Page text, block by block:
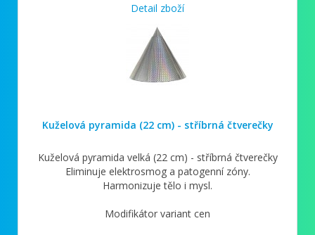
Detail zboží
Kuželová pyramida (22 cm) - stříbrná čtverečky
Kuželová pyramida velká (22 cm) - stříbrná čtverečky
Eliminuje elektrosmog a patogenní zóny.
Harmonizuje tělo i mysl.
Modifikátor variant cen